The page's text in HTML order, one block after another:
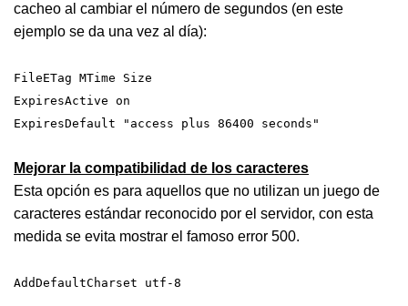
cacheo al cambiar el número de segundos (en este
ejemplo se da una vez al día):
FileETag MTime Size
ExpiresActive on
ExpiresDefault "access plus 86400 seconds"
Mejorar la compatibilidad de los caracteres
Esta opción es para aquellos que no utilizan un juego de
caracteres estándar reconocido por el servidor, con esta
medida se evita mostrar el famoso error 500.
AddDefaultCharset utf-8